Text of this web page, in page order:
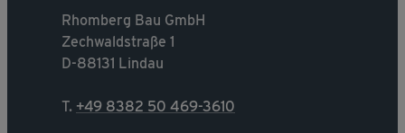
Rhomberg Bau GmbH
Zechwaldstraße 1
D-88131 Lindau
T. +49 8382 50 469-3610